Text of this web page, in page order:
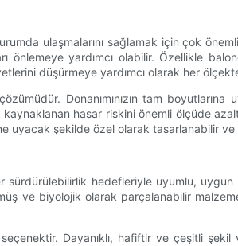
ulaşmalarını sağlamak için çok
yardımcı olabilir. Özellikle
düşürmeye yardımcı olarak her
Donanımınızın tam
hasar riskini önemli ölçüde
uyacak şekilde özel olarak tasarlanabilir
hedefleriyle uyumlu,
ve biyolojik olarak parçalanabilir
Dayanıklı, hafiftir ve çeşitli